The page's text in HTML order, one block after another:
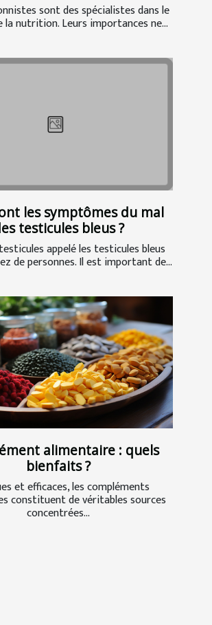
sont des spécialistes dans le
la nutrition. Leurs importances ne...
les symptômes du mal
testicules bleus ?
appelé les testicules bleus
de personnes. Il est important de...
alimentaire : quels
bienfaits ?
et efficaces, les compléments
constituent de véritables sources
concentrées...